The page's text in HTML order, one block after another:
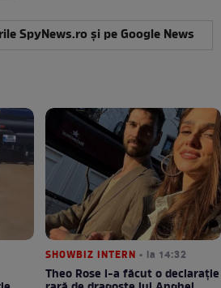
SpyNews.ro și pe Google News
SHOWBIZ INTERN • la 14:32
Theo Rose i-a făcut o declarație